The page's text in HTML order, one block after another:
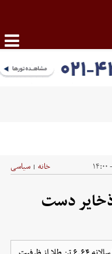
خانه | سیاسی
دست